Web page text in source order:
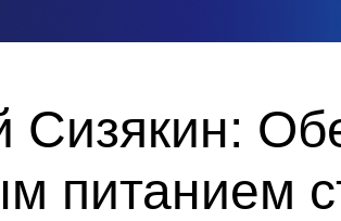
Сизякин:
питанием